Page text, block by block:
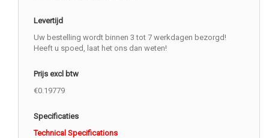
Levertijd
Uw bestelling wordt binnen 3 tot 7 werkdagen bezorgd!
Heeft u spoed, laat het ons dan weten!
Prijs excl btw
€0.19779
Specificaties
Technical Specifications